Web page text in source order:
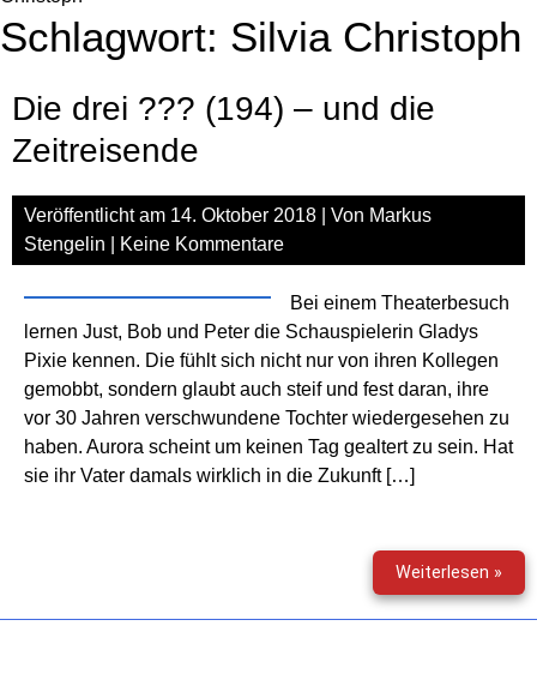
Schlagwort: Silvia Christoph
Die drei ??? (194) – und die
Zeitreisende
Veröffentlicht am 14. Oktober 2018 | Von Markus
Stengelin
Keine Kommentare
Bei einem Theaterbesuch
lernen Just, Bob und Peter die Schauspielerin Gladys
Pixie kennen. Die fühlt sich nicht nur von ihren Kollegen
gemobbt, sondern glaubt auch steif und fest daran, ihre
vor 30 Jahren verschwundene Tochter wiedergesehen zu
haben. Aurora scheint um keinen Tag gealtert zu sein. Hat
sie ihr Vater damals wirklich in die Zukunft […]
Weiterlesen »Die
drei
???